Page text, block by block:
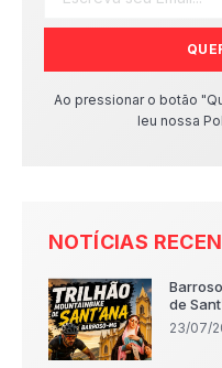
Ao pressionar o botão
leu nossa
NOTÍCIAS
de
23/07/